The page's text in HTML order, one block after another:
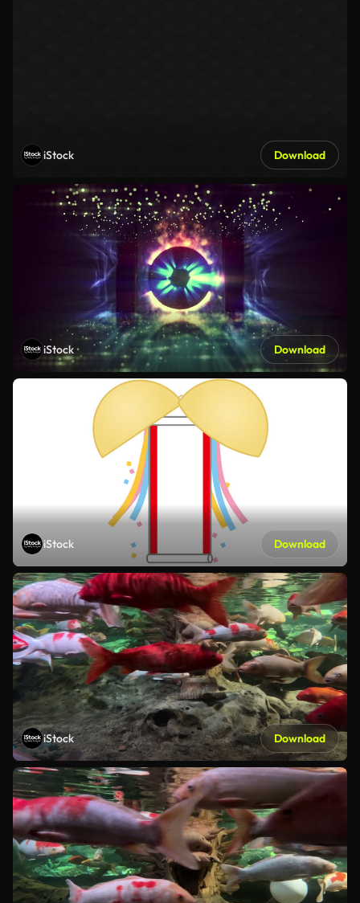
iStock Download
iStock Download
iStock Download
iStock Download